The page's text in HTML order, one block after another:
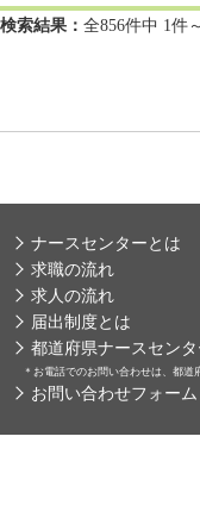
検索結果： 全856件中 1件
ナースセンターとは
求職の流れ
求人の流れ
届出制度とは
都道府県ナースセン
＊ お電話でのお問い合わせは、都道
お問い合わせフォーム